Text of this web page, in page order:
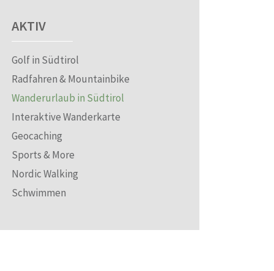
AKTIV
Golf in Südtirol
Radfahren & Mountainbike
Wanderurlaub in Südtirol
Interaktive Wanderkarte
Geocaching
Sports & More
Nordic Walking
Schwimmen